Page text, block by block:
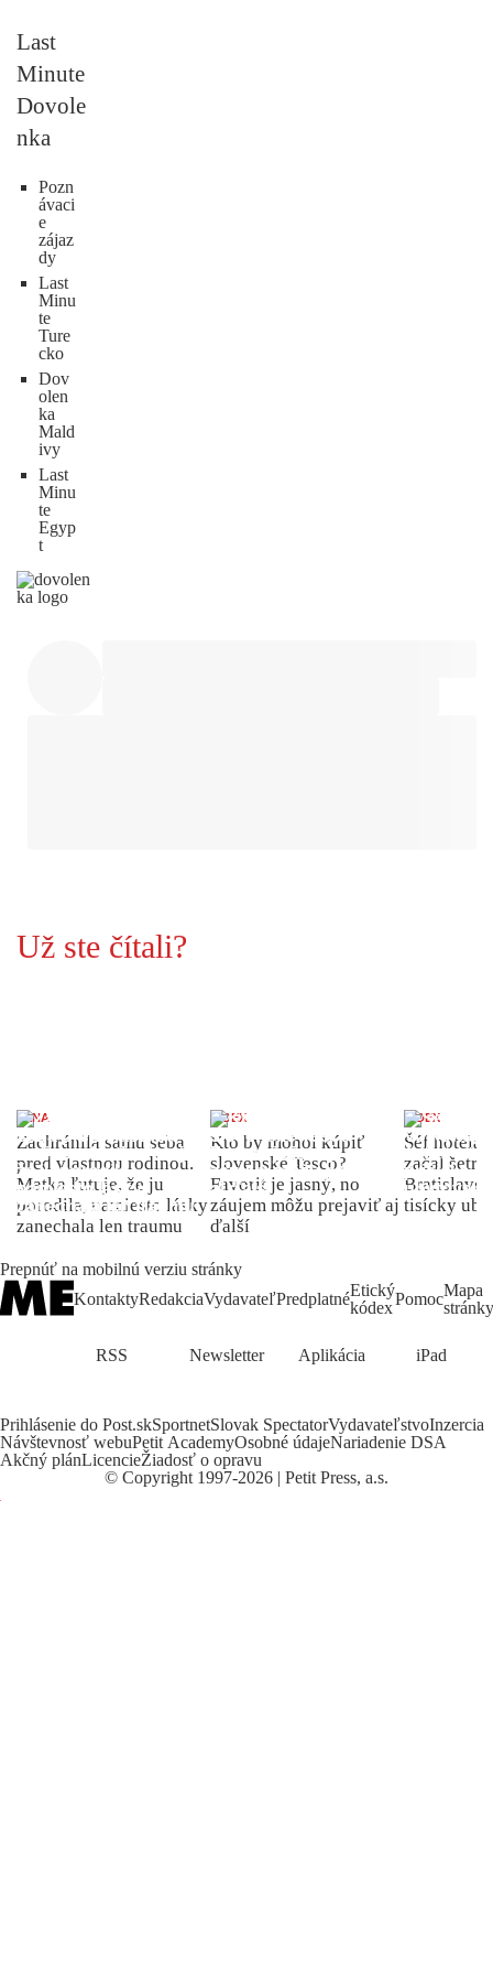
Last
Minute
Dovole
nka
Pozn
ávaci
e
zájaz
dy
Last
Minu
te
Ture
cko
Dov
olen
ka
Mald
ivy
Last
Minu
te
Egyp
t
Už ste čítali?
ŽENA
Zachránila samu seba
pred vlastnou rodinou.
Matka ľutuje, že ju
porodila, namiesto lásky
zanechala len traumu
INDEX
Kto by mohol kúpiť
slovenské Tesco?
Favorit je jasný, no
záujem môžu prejaviť aj
ďalší
INDEX
Šéf
začal
Bratislave
tisícky
Prepnúť na mobilnú verziu stránky
KontaktyRedakciaVydavateľPredplatnéEtický
kódexPomocMapa
stránky
RSS Newsletter Aplikácia iPad
Prihlásenie do Post.skSportnetSlovak SpectatorVydavateľstvoInzercia
Návštevnosť webuPetit AcademyOsobné údajeNariadenie DSA
Akčný plánLicencieŽiadosť o opravu
© Copyright 1997-2026 | Petit Press, a.s.